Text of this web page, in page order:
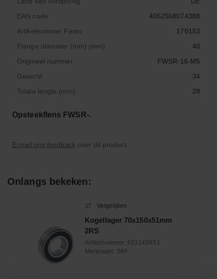
EAN code
4052568074388
Artikelnummer Festo
170153
Flange diameter (mm) (mm)
40
Origineel nummer
FWSR-16-M5
Gewicht
34
Totale lengte (mm)
28
Opsteekflens FWSR-.
E-mail ons feedback over dit product.
Onlangs bekeken:
Vergelijken
Kogellager 70x150x51mm
2RS
Artikelnummer: 623142RS1
Merknaam: SKF